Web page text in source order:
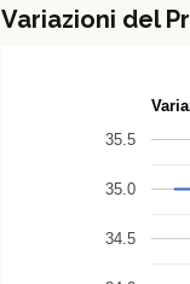
Variazioni del
34.5
35.0
35.5